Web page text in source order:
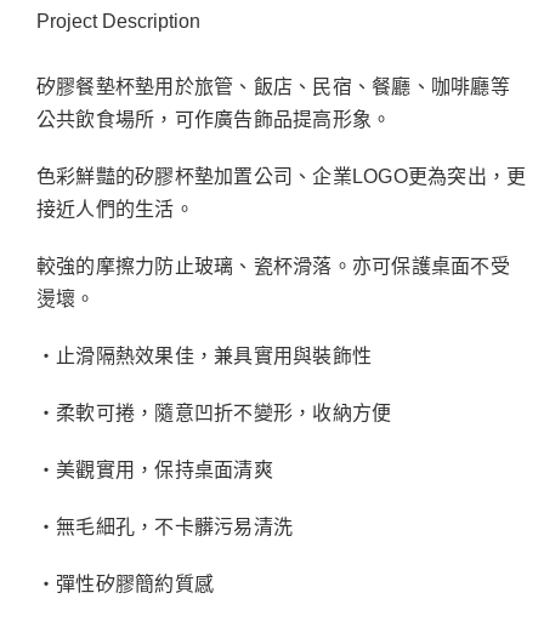
Project Description
矽膠餐墊杯墊用於旅管、飯店、民宿、餐廳、咖啡廳等
公共飲食場所，可作廣告飾品提高形象。
色彩鮮豔的矽膠杯墊加置公司、企業LOGO更為突出，更
接近人們的生活。
較強的摩擦力防止玻璃、瓷杯滑落。亦可保護桌面不受
燙壞。
‧止滑隔熱效果佳，兼具實用與裝飾性
‧柔軟可捲，隨意凹折不變形，收納方便
‧美觀實用，保持桌面清爽
‧無毛細孔，不卡髒污易清洗
‧彈性矽膠簡約質感